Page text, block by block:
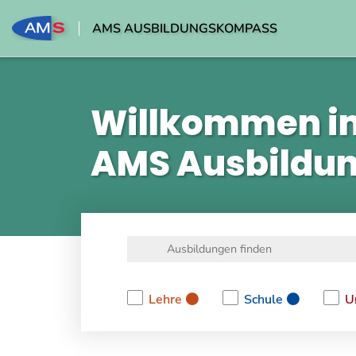
AMS AUSBILDUNGSKOMPASS
Willkommen
AMS
Lehre
Schule